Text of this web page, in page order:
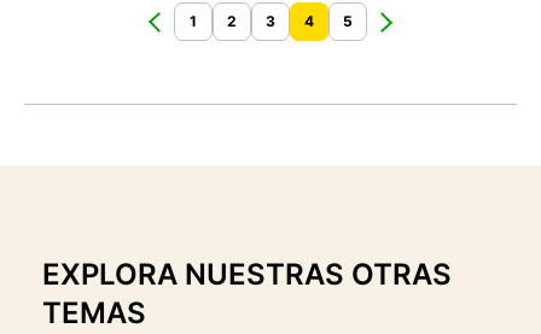
1 2 3 4 5
EXPLORA NUESTRAS OTRAS
TEMAS